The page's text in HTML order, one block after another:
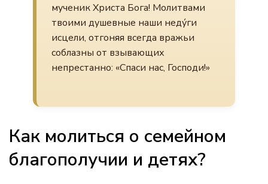
мученик Христа Бога! Молитвами
твоими душевные наши неду́ги
исцели, отгоняя всегда вражьи
соблазны от взывающих
непрестанно: «Спаси нас, Господи!»
Как молиться о семейном
благополучии и детях?